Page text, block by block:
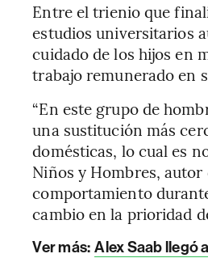
Entre el trienio que
estudios universitarios
cuidado de los hijos en
trabajo remunerado en
“En este grupo de
una sustitución más
domésticas, lo cual es
Niños y Hombres, autor
comportamiento
cambio en la prioridad
Ver más: Alex Saab llegó